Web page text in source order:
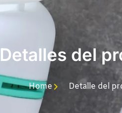
Detalles del
Home Detalle del